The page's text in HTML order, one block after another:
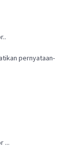
pernyataan-
...